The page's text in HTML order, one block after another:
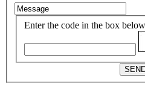
Enter the code in the box below